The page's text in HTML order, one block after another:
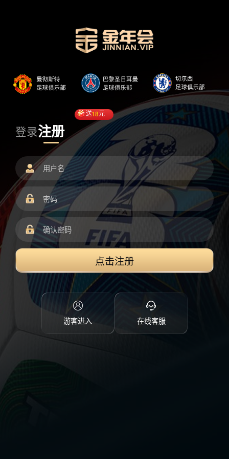
登录注册
送18元
点击注册
游客进入 在线客服